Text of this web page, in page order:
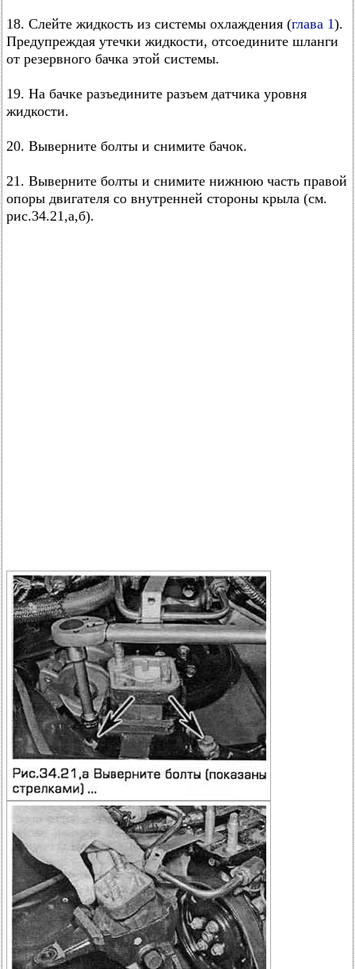
18. Слейте жидкость из системы охлаждения (глава 1).
Предупреждая утечки жидкости, отсоедините шланги
от резервного бачка этой системы.
19. На бачке разъедините разъем датчика уровня
жидкости.
20. Выверните болты и снимите бачок.
21. Выверните болты и снимите нижнюю часть правой
опоры двигателя со внутренней стороны крыла (см.
рис.34.21,а,б).